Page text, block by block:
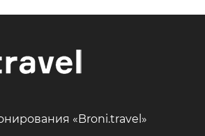
«Broni.travel»